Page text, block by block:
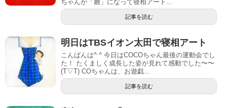
ちゃんが「雛」になって寝相アート...
記事を読む
明日はTBSイオン太田で寝相アート
こんばんは^ ^ 今日はCOCOちゃん最後の運動会でし
た！ たくましく成長した姿が見れて感動でした〜〜
(T▽T) COちゃんは、お遊戯...
記事を読む